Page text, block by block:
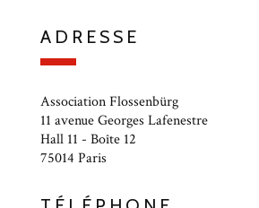
ADRESSE
Association Flossenbürg
11 avenue Georges Lafenestre
Hall 11 - Boîte 12
75014 Paris